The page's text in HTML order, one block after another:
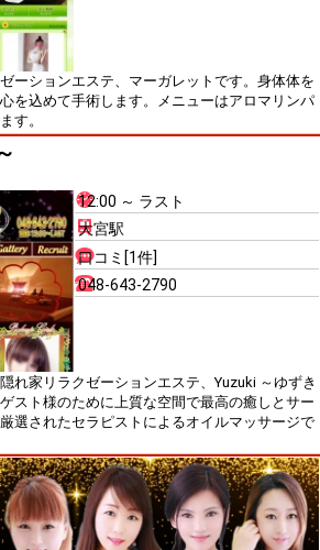
ーションエステ、マーガレットです。身体体を
を込めて手術します。メニューはアロマリンパ
す。
12:00 ～ ラスト
大宮駅
口コミ[1件]
048-643-2790
れ家リラクゼーションエステ、Yuzuki ～ゆずき
スト様のために上質な空間で最高の癒しとサー
選されたセラピストによるオイルマッサージで